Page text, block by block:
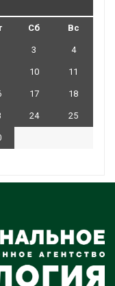
Сб Вс
3 4
10 11
17 18
24 25